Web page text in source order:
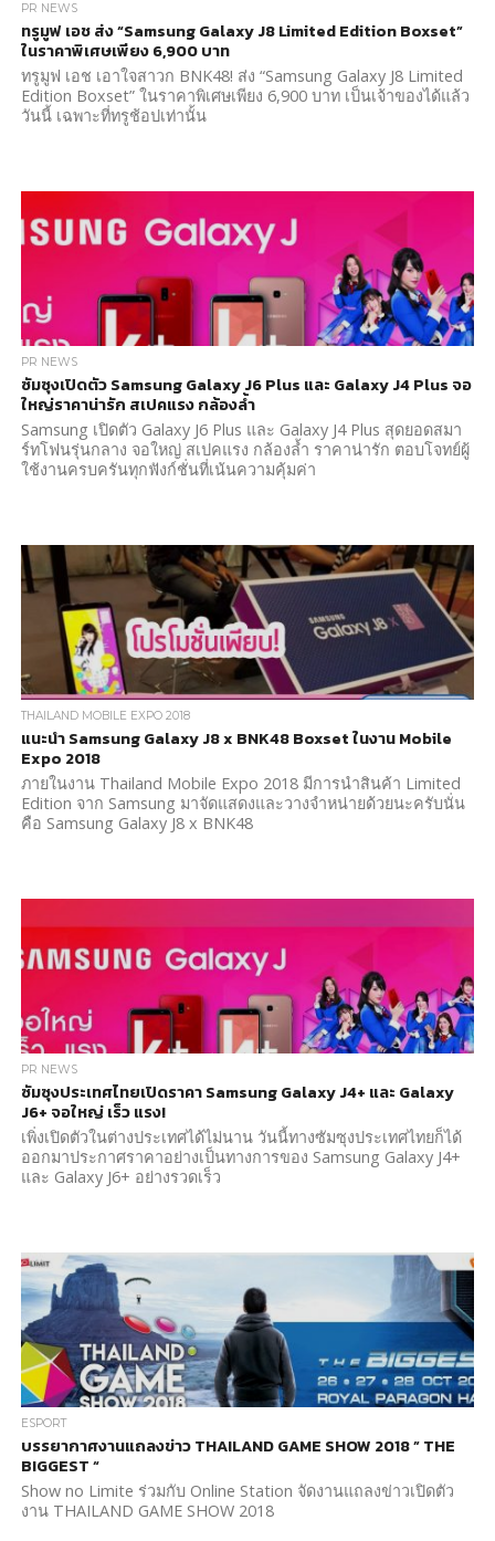
PR NEWS
ทรูมูฟ เอช ส่ง “Samsung Galaxy J8 Limited Edition Boxset”
ในราคาพิเศษเพียง 6,900 บาท
ทรูมูฟ เอช เอาใจสาวก BNK48! ส่ง “Samsung Galaxy J8 Limited
Edition Boxset” ในราคาพิเศษเพียง 6,900 บาท เป็นเจ้าของได้แล้ว
วันนี้ เฉพาะที่ทรูช้อปเท่านั้น
PR NEWS
ซัมซุงเปิดตัว Samsung Galaxy J6 Plus และ Galaxy J4 Plus จอ
ใหญ่ราคาน่ารัก สเปคแรง กล้องล้ำ
Samsung เปิดตัว Galaxy J6 Plus และ Galaxy J4 Plus สุดยอดสมา
ร์ทโฟนรุ่นกลาง จอใหญ่ สเปคแรง กล้องล้ำ ราคาน่ารัก ตอบโจทย์ผู้
ใช้งานครบครันทุกฟังก์ชั่นที่เน้นความคุ้มค่า
THAILAND MOBILE EXPO 2018
แนะนำ Samsung Galaxy J8 x BNK48 Boxset ในงาน Mobile
Expo 2018
ภายในงาน Thailand Mobile Expo 2018 มีการนำสินค้า Limited
Edition จาก Samsung มาจัดแสดงและวางจำหน่ายด้วยนะครับนั่น
คือ Samsung Galaxy J8 x BNK48
PR NEWS
ซัมซุงประเทศไทยเปิดราคา Samsung Galaxy J4+ และ Galaxy
J6+ จอใหญ่ เร็ว แรง!
เพิ่งเปิดตัวในต่างประเทศได้ไม่นาน วันนี้ทางซัมซุงประเทศไทยก็ได้
ออกมาประกาศราคาอย่างเป็นทางการของ Samsung Galaxy J4+
และ Galaxy J6+ อย่างรวดเร็ว
ESPORT
บรรยากาศงานแถลงข่าว THAILAND GAME SHOW 2018 ” THE
BIGGEST “
Show no Limite ร่วมกับ Online Station จัดงานแถลงข่าวเปิดตัว
งาน THAILAND GAME SHOW 2018